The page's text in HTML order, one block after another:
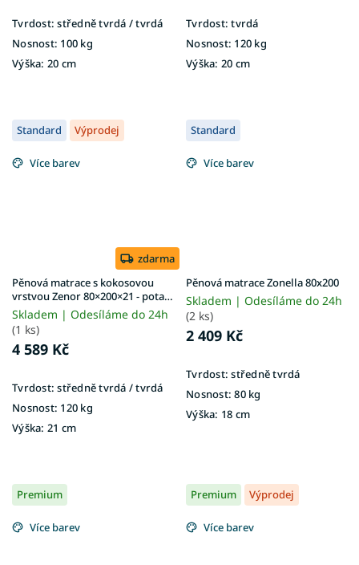
Tvrdost: středně tvrdá / tvrdá
Nosnost: 100 kg
Výška: 20 cm
Tvrdost: tvrdá
Nosnost: 120 kg
Výška: 20 cm
Standard Výprodej
Více barev
zdarma
Pěnová matrace s kokosovou
vrstvou Zenor 80×200×21 - potah
Silver
Skladem | Odesíláme do 24h
(1 ks)
4 589 Kč
Tvrdost: středně tvrdá / tvrdá
Nosnost: 120 kg
Výška: 21 cm
Standard
Více barev
Pěnová matrace Zonella 80x200
Skladem | Odesíláme do 24h
(2 ks)
2 409 Kč
Tvrdost: středně tvrdá
Nosnost: 80 kg
Výška: 18 cm
Premium
Více barev
Premium Výprodej
Více barev